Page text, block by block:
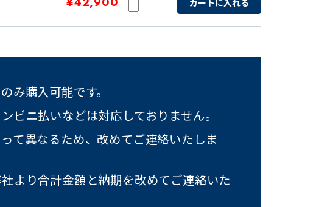
み購入可能です。
ビニ払いなどは対応しておりません。
て異なるため、改めてご連絡いたしま
より合計金額と納期を改めてご連絡いた